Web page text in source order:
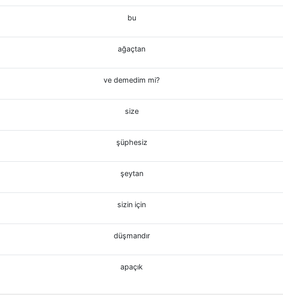
bu
ağaçtan
ve demedim mi?
size
şüphesiz
şeytan
sizin için
düşmandır
apaçık